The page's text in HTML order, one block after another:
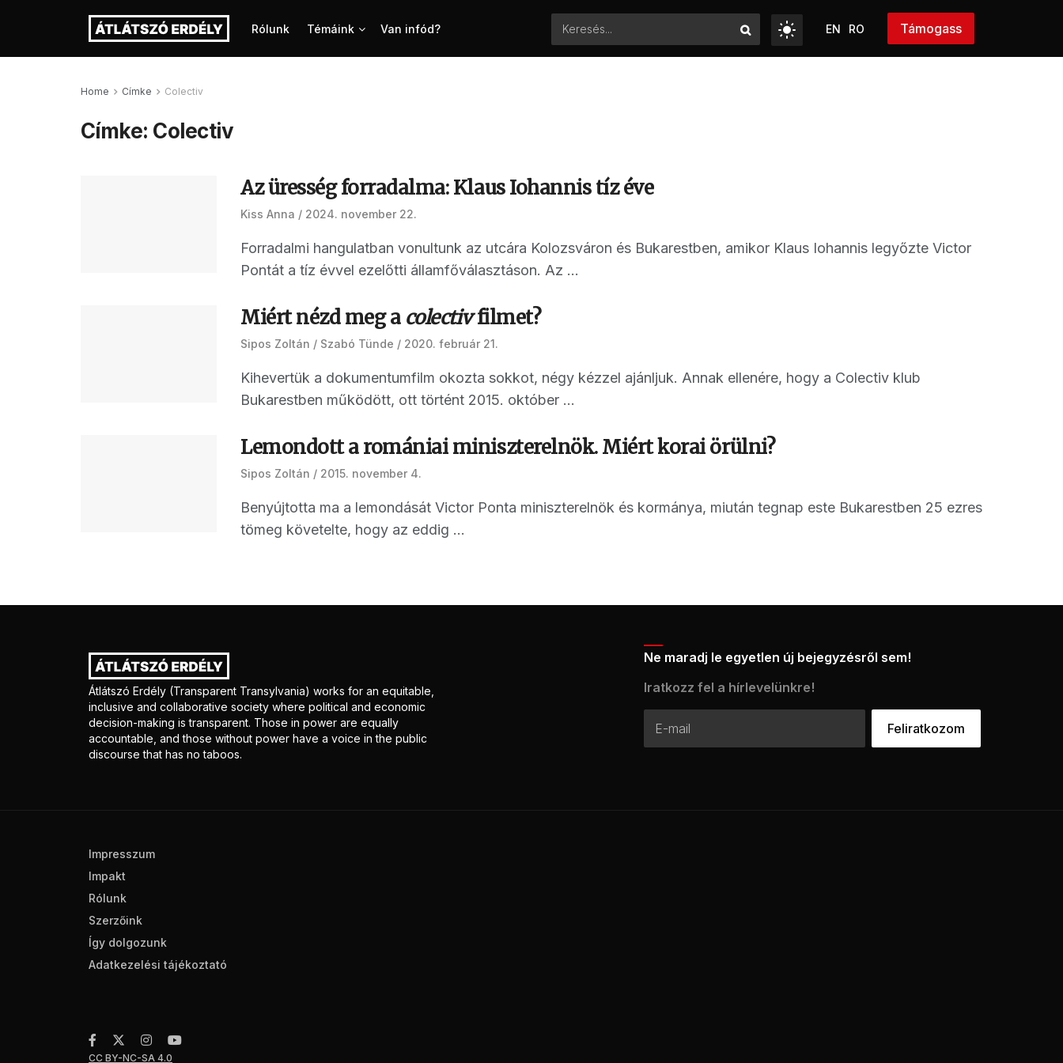
Rólunk Témáink Van infód? EN RO Támogass
Home Címke Colectiv
Címke: Colectiv
Az üresség forradalma: Klaus Iohannis tíz éve
Kiss Anna 2024. november 22.
Forradalmi hangulatban vonultunk az utcára Kolozsváron és Bukarestben, amikor Klaus Iohannis legyőzte Victor
Pontát a tíz évvel ezelőtti államfőválasztáson. Az ...
Miért nézd meg a colectivfilmet?
Sipos Zoltán Szabó Tünde 2020. február 21.
Kihevertük a dokumentumfilm okozta sokkot, négy kézzel ajánljuk. Annak ellenére, hogy a Colectiv klub
Bukarestben működött, ott történt 2015. október ...
Lemondott a romániai miniszterelnök. Miért korai örülni?
Sipos Zoltán 2015. november 4.
Benyújtotta ma a lemondását Victor Ponta miniszterelnök és kormánya, miután tegnap este Bukarestben 25 ezres
tömeg követelte, hogy az eddig ...
Átlátszó Erdély (Transparent Transylvania) works for an equitable,
inclusive and collaborative society where political and economic
decision-making is transparent. Those in power are equally
accountable, and those without power have a voice in the public
discourse that has no taboos.
Ne maradj le egyetlen új bejegyzésről sem!
Iratkozz fel a hírlevelünkre!
Impresszum
Impakt
Rólunk
Szerzőink
Így dolgozunk
Adatkezelési tájékoztató
CC BY-NC-SA 4.0